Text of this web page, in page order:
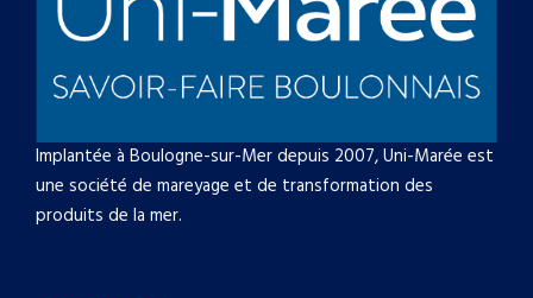
Implantée à Boulogne-sur-Mer depuis 2007, Uni-Marée est
une société de mareyage et de transformation des
produits de la mer.